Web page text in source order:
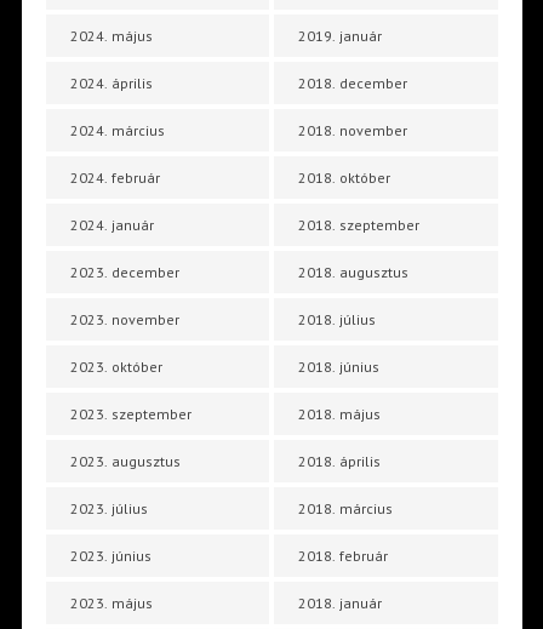
2024. május
2024. április
2024. március
2024. február
2024. január
2023. december
2023. november
2023. október
2023. szeptember
2023. augusztus
2023. július
2023. június
2023. május
2019. január
2018. december
2018. november
2018. október
2018. szeptember
2018. augusztus
2018. július
2018. június
2018. május
2018. április
2018. március
2018. február
2018. január